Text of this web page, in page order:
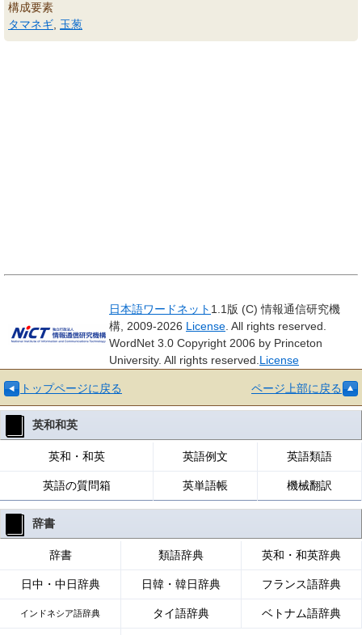
構成要素
タマネギ 玉葱
日本語ワードネット 1.1版 (C) 情報通信研究機
構, 2009-2026 License . All rights reserved.
WordNet 3.0 Copyright 2006 by Princeton
University. All rights reserved. License
トップページに戻る ページ上部に戻る
英和和英
英和・和英 英語例文 英語類語
英語の質問箱 英単語帳 機械翻訳
辞書
辞書 類語辞典 英和・和英辞典
日中・中日辞典 日韓・韓日辞典 フランス語辞典
インドネシア語辞典 タイ語辞典 ベトナム語辞典